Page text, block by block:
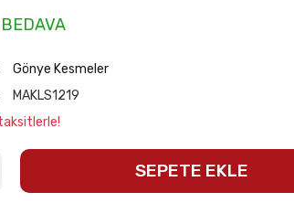
Gönye Kesmeler
MAKLS1219
SEPETE EKLE